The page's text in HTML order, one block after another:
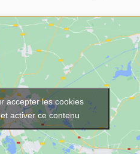
accepter les cookies
activer ce contenu